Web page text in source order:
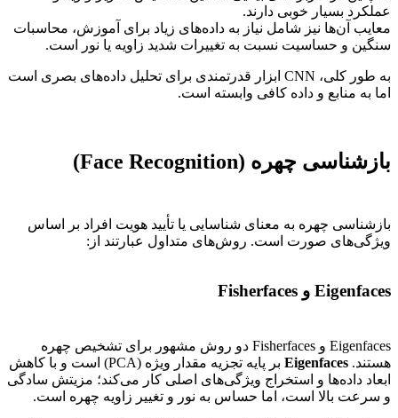
عملکرد بسیار خوبی دارند.
معایب آن‌ها نیز شامل نیاز به داده‌های زیاد برای آموزش، محاسبات
سنگین و حساسیت نسبت به تغییرات شدید زاویه یا نور است.
به طور کلی، CNN ابزار قدرتمندی برای تحلیل داده‌های بصری است
اما به منابع و داده کافی وابسته است.
بازشناسی چهره (Face Recognition)
بازشناسی چهره به معنای شناسایی یا تأیید هویت افراد بر اساس
ویژگی‌های صورت است. روش‌های متداول عبارتند از:
Eigenfaces و Fisherfaces
Eigenfaces و Fisherfaces دو روش مشهور برای تشخیص چهره
هستند. Eigenfaces
بر پایه تجزیه مقدار ویژه (PCA) است و با کاهش
ابعاد داده‌ها و استخراج ویژگی‌های اصلی کار می‌کند؛ مزیتش سادگی
و سرعت بالا است، اما حساس به نور و تغییر زاویه چهره است.